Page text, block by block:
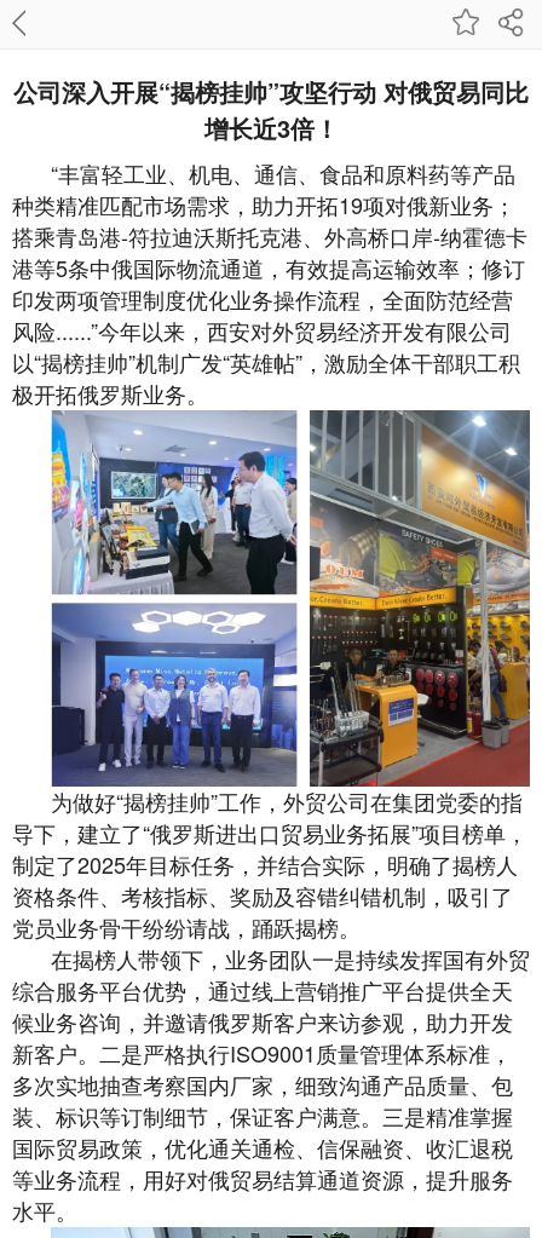
公司深入开展“揭榜挂帅”攻坚行动 对俄贸易同比
增长近3倍！
“丰富轻工业、机电、通信、食品和原料药等产品
种类精准匹配市场需求，助力开拓19项对俄新业务；
搭乘青岛港-符拉迪沃斯托克港、外高桥口岸-纳霍德卡
港等5条中俄国际物流通道，有效提高运输效率；修订
印发两项管理制度优化业务操作流程，全面防范经营
风险......”今年以来，西安对外贸易经济开发有限公司
以“揭榜挂帅”机制广发“英雄帖”，激励全体干部职工积
极开拓俄罗斯业务。
为做好“揭榜挂帅”工作，外贸公司在集团党委的指
导下，建立了“俄罗斯进出口贸易业务拓展”项目榜单，
制定了2025年目标任务，并结合实际，明确了揭榜人
资格条件、考核指标、奖励及容错纠错机制，吸引了
党员业务骨干纷纷请战，踊跃揭榜。
在揭榜人带领下，业务团队一是持续发挥国有外贸
综合服务平台优势，通过线上营销推广平台提供全天
候业务咨询，并邀请俄罗斯客户来访参观，助力开发
新客户。二是严格执行ISO9001质量管理体系标准，
多次实地抽查考察国内厂家，细致沟通产品质量、包
装、标识等订制细节，保证客户满意。三是精准掌握
国际贸易政策，优化通关通检、信保融资、收汇退税
等业务流程，用好对俄贸易结算通道资源，提升服务
水平。